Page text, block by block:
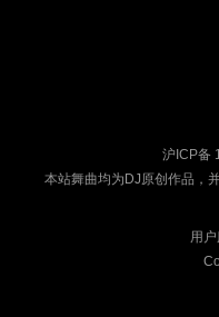
沪ICP备
本站舞曲均为DJ原创作品，
用